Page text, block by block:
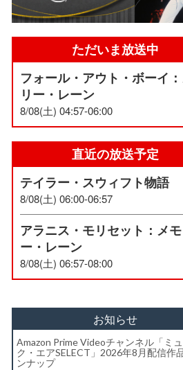
ただいま放送中
フォール・アウト・ボーイ
リー・レーン
8/08(土) 04:57-06:00
直近の放送予定
テイラー・スウィフト物語
8/08(土) 06:00-06:57
アラニス・モリセット：メモ
ー・レーン
8/08(土) 06:57-08:00
お知らせ
Amazon Prime Videoチャンネル「ミ
ク・エアSELECT」2026年8月配信作
ンナップ